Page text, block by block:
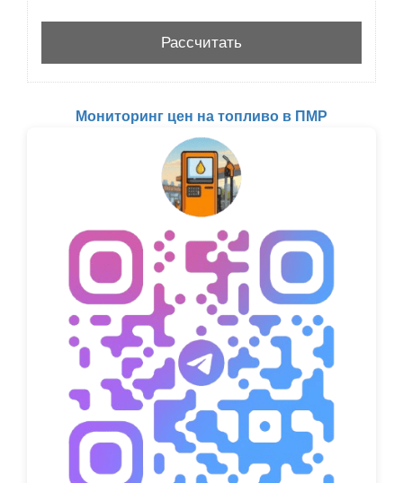
Мониторинг цен на топливо в ПМР